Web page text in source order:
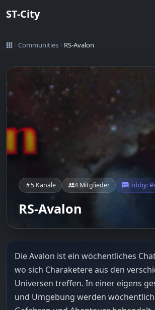
ST-City
Communities RS-Avalon
5 Kanäle 4 Mitglieder Lobby:
RS-Avalon
Die Avalon ist ein wöchentliches
wo sich Charaketere aus den
Universen treffen. In einer eigens
und Umgebung werden